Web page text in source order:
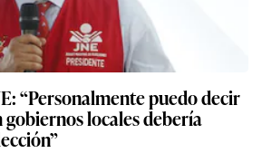
“Personalmente puedo decir
gobiernos locales debería